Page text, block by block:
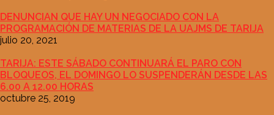
DENUNCIAN QUE HAY UN NEGOCIADO CON LA
PROGRAMACIÓN DE MATERIAS DE LA UAJMS DE TARIJA
julio 20, 2021
TARIJA: ESTE SÁBADO CONTINUARÁ EL PARO CON
BLOQUEOS, EL DOMINGO LO SUSPENDERÁN DESDE LAS
6.00 A 12.00 HORAS
octubre 25, 2019